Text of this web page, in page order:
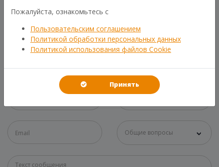
В СЛУЧАЕ ЧЕГО
СВЯЗЬ С НАМИ
Общие вопросы
Пожалуйста, ознакомьтесь с
Пользовательским соглашением
Политикой обработки персональных данных
Политикой использования файлов Cookie
Принять